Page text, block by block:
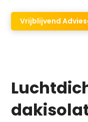
Vrijblijvend